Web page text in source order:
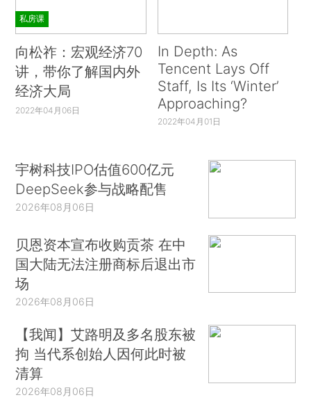
私房课
向松祚：宏观经济70
讲，带你了解国内外
经济大局
2022年04月06日
In Depth: As
Tencent Lays Off
Staff, Is Its ‘Winter’
Approaching?
2022年04月01日
宇树科技IPO估值600亿元
DeepSeek参与战略配售
2026年08月06日
贝恩资本宣布收购贡茶 在中
国大陆无法注册商标后退出市
场
2026年08月06日
【我闻】艾路明及多名股东被
拘 当代系创始人因何此时被
清算
2026年08月06日